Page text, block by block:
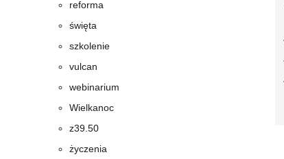
reforma
święta
szkolenie
vulcan
webinarium
Wielkanoc
z39.50
życzenia